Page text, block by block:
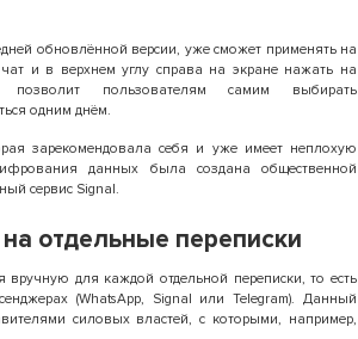
обновлённой версии, уже сможет применять на
и в верхнем углу справа на экране нажать на
пользователям самим выбирать
одним днём.
зарекомендовала себя и уже имеет неплохую
данных была создана общественной
сервис Signal.
отдельные переписки
для каждой отдельной переписки, то есть
(WhatsApp, Signal или Telegram). Данный
силовых властей, с которыми, например,